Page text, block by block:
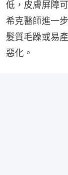
低，皮膚屏障
希克醫師進一
髮質毛躁或易
惡化。